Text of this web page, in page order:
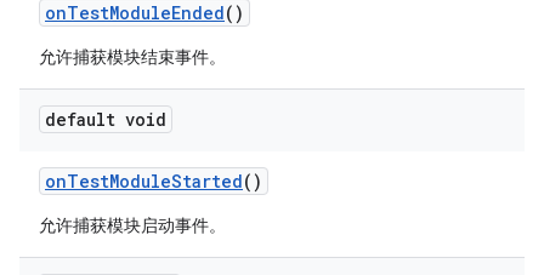
onTestModuleEnded()
允许捕获模块结束事件。
default void
onTestModuleStarted()
允许捕获模块启动事件。